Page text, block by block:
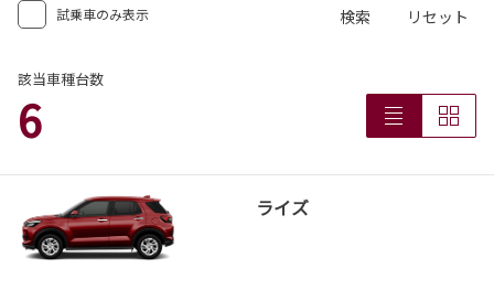
試乗車のみ表示 検索 リセット
該当車種台数
6
ライズ